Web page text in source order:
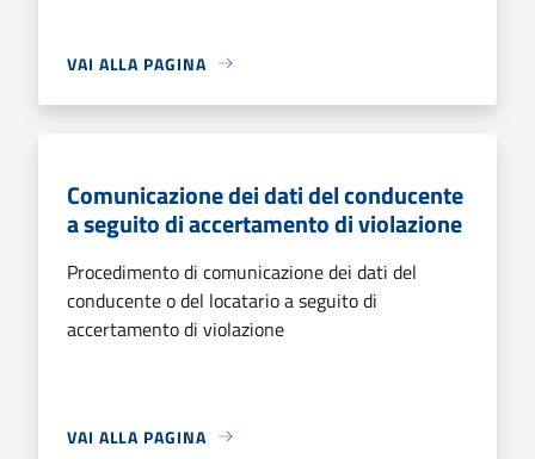
VAI ALLA PAGINA
Comunicazione dei dati del conducente
a seguito di accertamento di violazione
Procedimento di comunicazione dei dati del
conducente o del locatario a seguito di
accertamento di violazione
VAI ALLA PAGINA